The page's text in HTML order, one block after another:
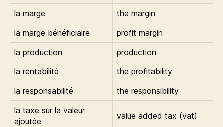
la marge
the margin
la marge bénéficiaire
profit margin
la production
production
la rentabilité
the profitability
la responsabilité
the responsibility
la taxe sur la valeur
ajoutée
value added tax (vat)